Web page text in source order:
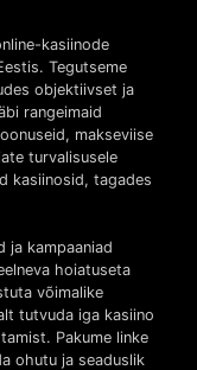
kasiinode
Tegutseme
objektiivset ja
rangeimaid
makseviise
turvalisusele
kasiinosid, tagades
ja kampaaniad
hoiatuseta
võimalike
tutvuda iga kasiino
Pakume linke
ohutu ja seaduslik